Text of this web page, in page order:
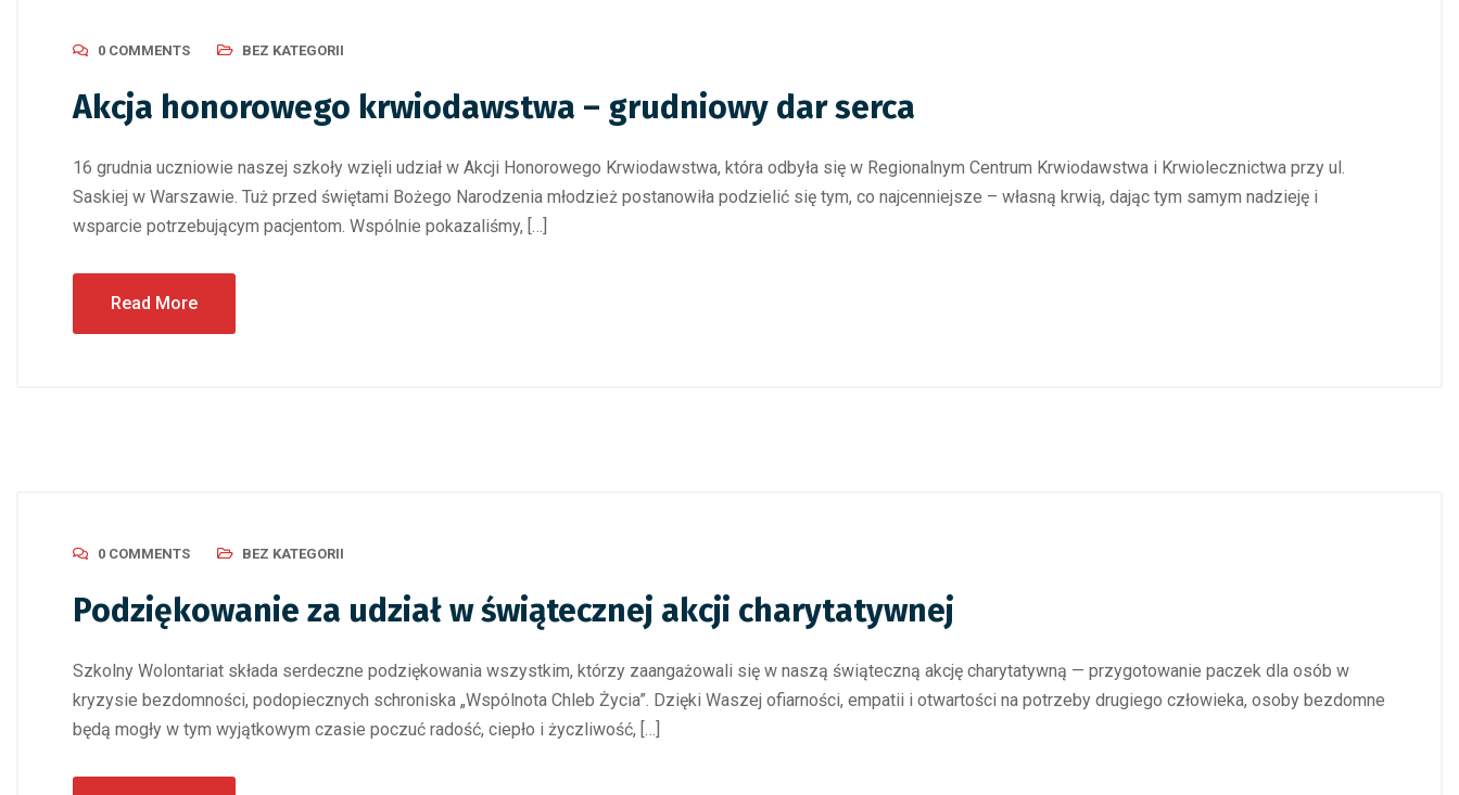
0 COMMENTS BEZ KATEGORII
Akcja honorowego krwiodawstwa – grudniowy dar serca
16 grudnia uczniowie naszej szkoły wzięli udział w Akcji Honorowego Krwiodawstwa, która odbyła się w Regionalnym Centrum Krwiodawstwa i Krwiolecznictwa przy ul.
Saskiej w Warszawie. Tuż przed świętami Bożego Narodzenia młodzież postanowiła podzielić się tym, co najcenniejsze – własną krwią, dając tym samym nadzieję i
wsparcie potrzebującym pacjentom. Wspólnie pokazaliśmy, […]
Read More
0 COMMENTS BEZ KATEGORII
Podziękowanie za udział w świątecznej akcji charytatywnej
Szkolny Wolontariat składa serdeczne podziękowania wszystkim, którzy zaangażowali się w naszą świąteczną akcję charytatywną — przygotowanie paczek dla osób w
kryzysie bezdomności, podopiecznych schroniska „Wspólnota Chleb Życia”. Dzięki Waszej ofiarności, empatii i otwartości na potrzeby drugiego człowieka, osoby bezdomne
będą mogły w tym wyjątkowym czasie poczuć radość, ciepło i życzliwość, […]